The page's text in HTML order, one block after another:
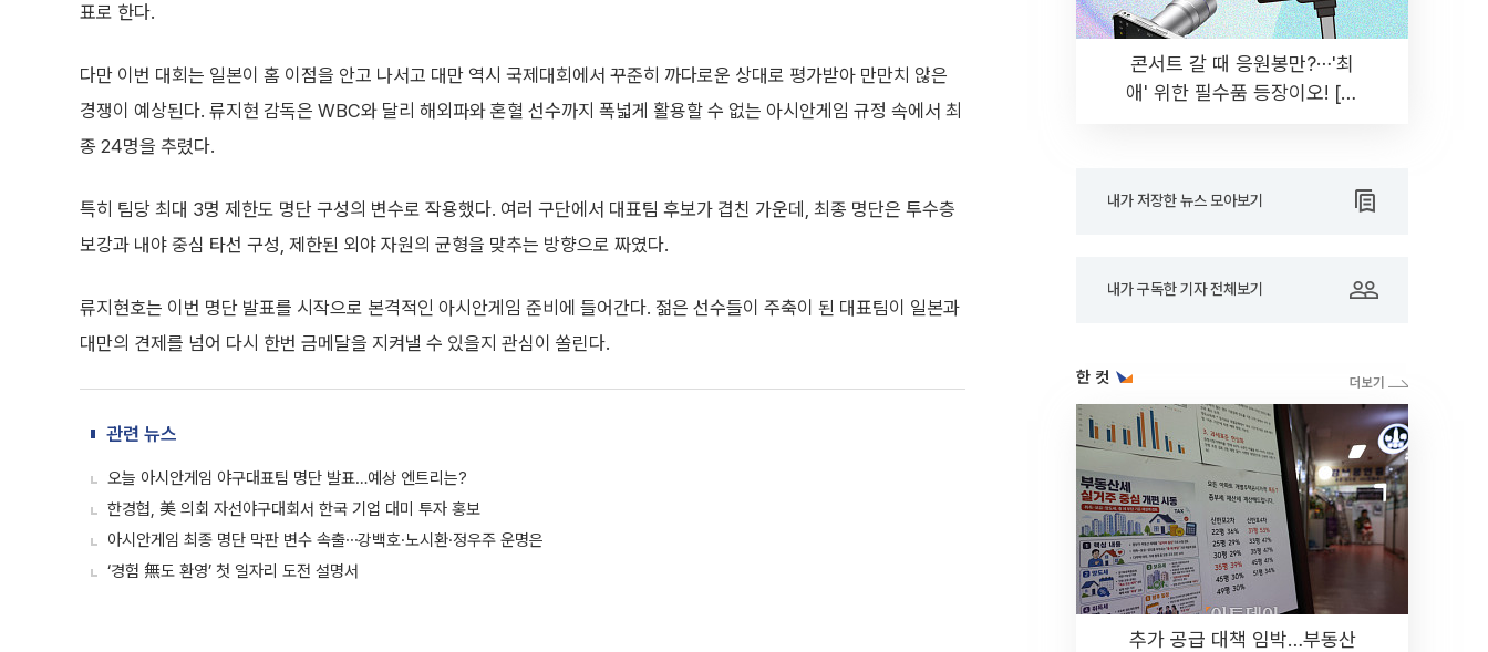
표로 한다.
다만 이번 대회는 일본이 홈 이점을 안고 나서고 대만 역시 국제대회에서 꾸준히 까다로운 상대로 평가받아 만만치 않은
경쟁이 예상된다. 류지현 감독은 WBC와 달리 해외파와 혼혈 선수까지 폭넓게 활용할 수 없는 아시안게임 규정 속에서 최
종 24명을 추렸다.
특히 팀당 최대 3명 제한도 명단 구성의 변수로 작용했다. 여러 구단에서 대표팀 후보가 겹친 가운데, 최종 명단은 투수층
보강과 내야 중심 타선 구성, 제한된 외야 자원의 균형을 맞추는 방향으로 짜였다.
류지현호는 이번 명단 발표를 시작으로 본격적인 아시안게임 준비에 들어간다. 젊은 선수들이 주축이 된 대표팀이 일본과
대만의 견제를 넘어 다시 한번 금메달을 지켜낼 수 있을지 관심이 쏠린다.
관련 뉴스
오늘 아시안게임 야구대표팀 명단 발표…예상 엔트리는?
한경협, 美 의회 자선야구대회서 한국 기업 대미 투자 홍보
아시안게임 최종 명단 막판 변수 속출⋯강백호·노시환·정우주 운명은
‘경험 無도 환영’ 첫 일자리 도전 설명서
콘서트 갈 때 응원봉만?⋯'최
애' 위한 필수품 등장이오! [솔
내가 저장한 뉴스 모아보기
내가 구독한 기자 전체보기
한 컷
추가 공급 대책 임박…부동산